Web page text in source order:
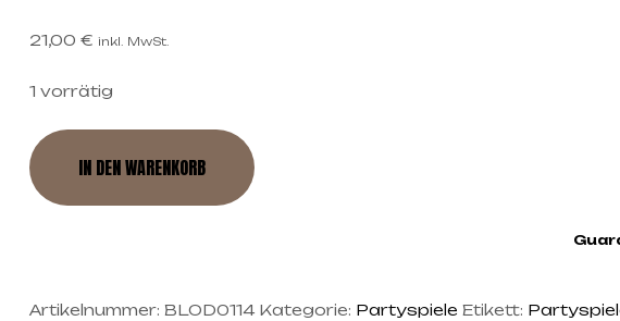
21,00 € inkl. MwSt.
1 vorrätig
IN DEN WARENKORB
Artikelnummer: BLOD0114 Kategorie: Partyspiele Etikett: